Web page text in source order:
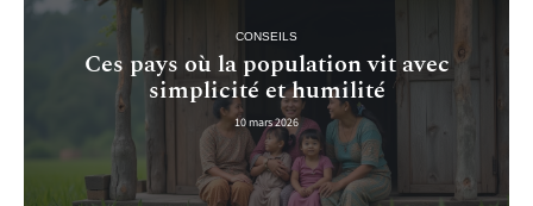
CONSEILS
Ces pays où la population vit avec
simplicité et humilité
10 mars 2026